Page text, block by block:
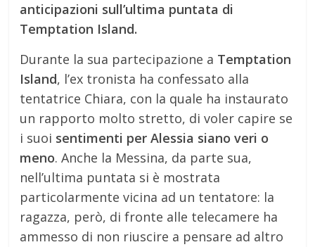
anticipazioni sull’ultima puntata di
Temptation Island.
Durante la sua partecipazione a Temptation
Island, l’ex tronista ha confessato alla
tentatrice Chiara, con la quale ha instaurato
un rapporto molto stretto, di voler capire se
i suoi sentimenti per Alessia siano veri o
meno. Anche la Messina, da parte sua,
nell’ultima puntata si è mostrata
particolarmente vicina ad un tentatore: la
ragazza, però, di fronte alle telecamere ha
ammesso di non riuscire a pensare ad altro